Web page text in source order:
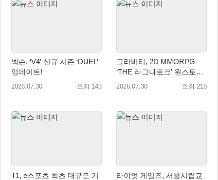
넥슨, ‘V4’ 신규 시즌 ‘DUEL’
업데이트!
2026.07.30 조회 143
그라비티, 2D MMORPG
‘THE 라그나로크’ 원스토어
및 갤럭시 스토어 정식 론칭!
2026.07.30 조회 218
T1, e스포츠 최초 대규모 기
라이엇 게임즈, 서울시립교